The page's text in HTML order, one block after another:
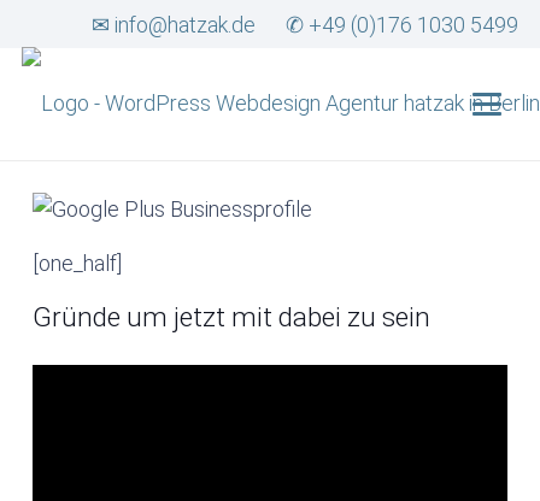
✉ info@hatzak.de ✆ +49 (0)176 1030 5499
[one_half]
Gründe um jetzt mit dabei zu sein